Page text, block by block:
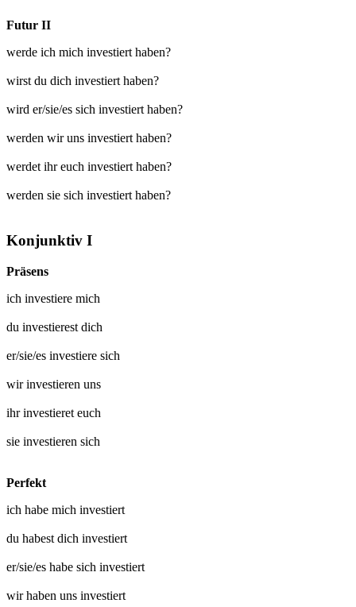
Futur II
werde ich mich investiert haben?
wirst du dich investiert haben?
wird er/sie/es sich investiert haben?
werden wir uns investiert haben?
werdet ihr euch investiert haben?
werden sie sich investiert haben?
Konjunktiv I
Präsens
ich investiere mich
du investierest dich
er/sie/es investiere sich
wirinvestieren uns
ihrinvestieret euch
sie investieren sich
Perfekt
ich habe mich investiert
du habest dich investiert
er/sie/es habe sich investiert
wir haben uns investiert